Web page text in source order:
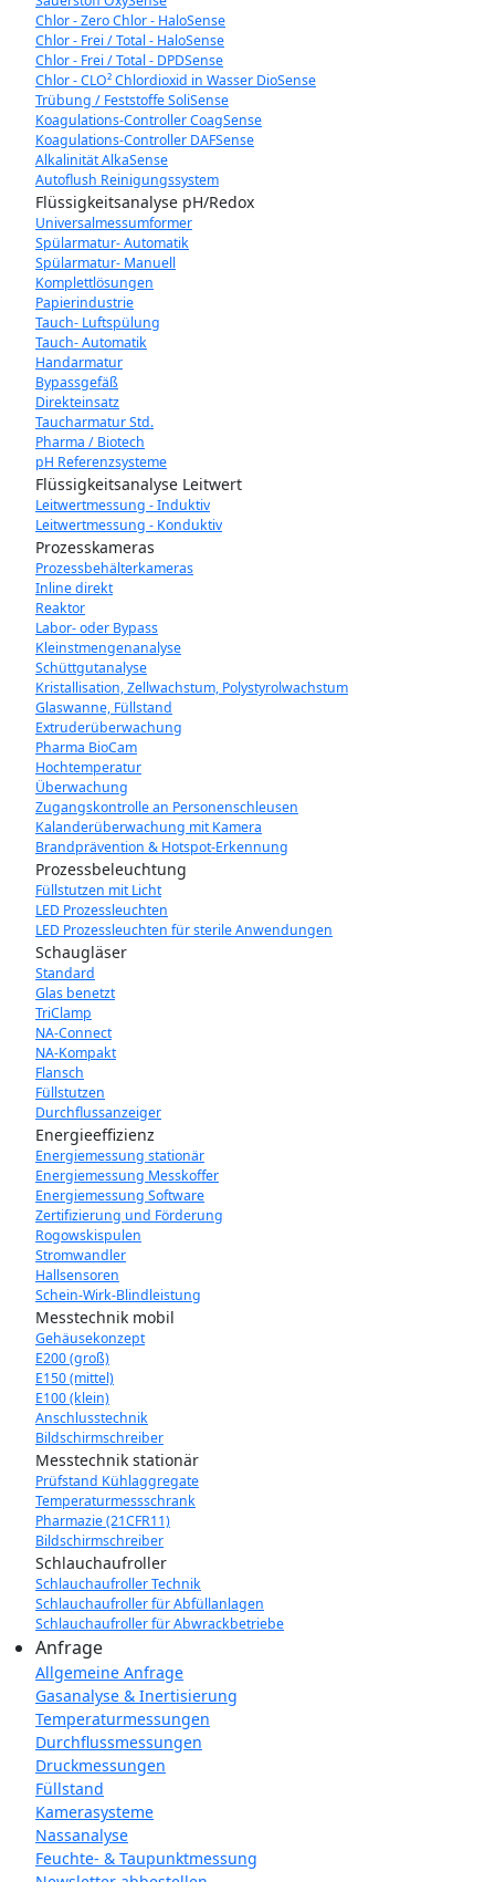
Chlor - Zero Chlor - HaloSense
Chlor - Frei / Total - HaloSense
Chlor - Frei / Total - DPDSense
Chlor - CLO² Chlordioxid in Wasser DioSense
Trübung / Feststoffe SoliSense
Koagulations-Controller CoagSense
Koagulations-Controller DAFSense
Alkalinität AlkaSense
Autoflush Reinigungssystem
Flüssigkeitsanalyse pH/Redox
Universalmessumformer
Spülarmatur- Automatik
Spülarmatur- Manuell
Komplettlösungen
Papierindustrie
Tauch- Luftspülung
Tauch- Automatik
Handarmatur
Bypassgefäß
Direkteinsatz
Taucharmatur Std.
Pharma / Biotech
pH Referenzsysteme
Flüssigkeitsanalyse Leitwert
Leitwertmessung - Induktiv
Leitwertmessung - Konduktiv
Prozesskameras
Prozessbehälterkameras
Inline direkt
Reaktor
Labor- oder Bypass
Kleinstmengenanalyse
Schüttgutanalyse
Kristallisation, Zellwachstum, Polystyrolwachstum
Glaswanne, Füllstand
Extruderüberwachung
Pharma BioCam
Hochtemperatur
Überwachung
Zugangskontrolle an Personenschleusen
Kalanderüberwachung mit Kamera
Brandprävention & Hotspot-Erkennung
Prozessbeleuchtung
Füllstutzen mit Licht
LED Prozessleuchten
LED Prozessleuchten für sterile Anwendungen
Schaugläser
Standard
Glas benetzt
TriClamp
NA-Connect
NA-Kompakt
Flansch
Füllstutzen
Durchflussanzeiger
Energieeffizienz
Energiemessung stationär
Energiemessung Messkoffer
Energiemessung Software
Zertifizierung und Förderung
Rogowskispulen
Stromwandler
Hallsensoren
Schein-Wirk-Blindleistung
Messtechnik mobil
Gehäusekonzept
E200 (groß)
E150 (mittel)
E100 (klein)
Anschlusstechnik
Bildschirmschreiber
Messtechnik stationär
Prüfstand Kühlaggregate
Temperaturmessschrank
Pharmazie (21CFR11)
Bildschirmschreiber
Schlauchaufroller
Schlauchaufroller Technik
Schlauchaufroller für Abfüllanlagen
Schlauchaufroller für Abwrackbetriebe
Anfrage
Allgemeine Anfrage
Gasanalyse & Inertisierung
Temperaturmessungen
Durchflussmessungen
Druckmessungen
Füllstand
Kamerasysteme
Nassanalyse
Feuchte- & Taupunktmessung